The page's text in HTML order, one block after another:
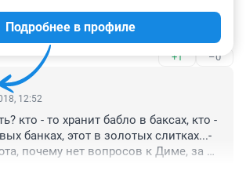
так? в чём криминал?
+1 –0
Подробнее в профиле
12:52
кто - то хранит бабло в баксах, кто -
банках, этот в золотых слитках...-
почему нет вопросов к Диме, за